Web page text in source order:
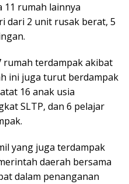
rumah lainnya
dari 2 unit rusak berat, 5
rumah terdampak akibat
ini juga turut berdampak
16 anak usia
SLTP, dan 6 pelajar
yang juga terdampak
daerah bersama
dalam penanganan